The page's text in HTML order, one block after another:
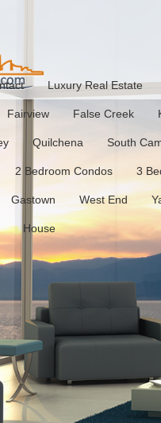
Luxury Real Estate
Fairview False Creek
Quilchena South
2 Bedroom Condos 3
Gastown West End
House